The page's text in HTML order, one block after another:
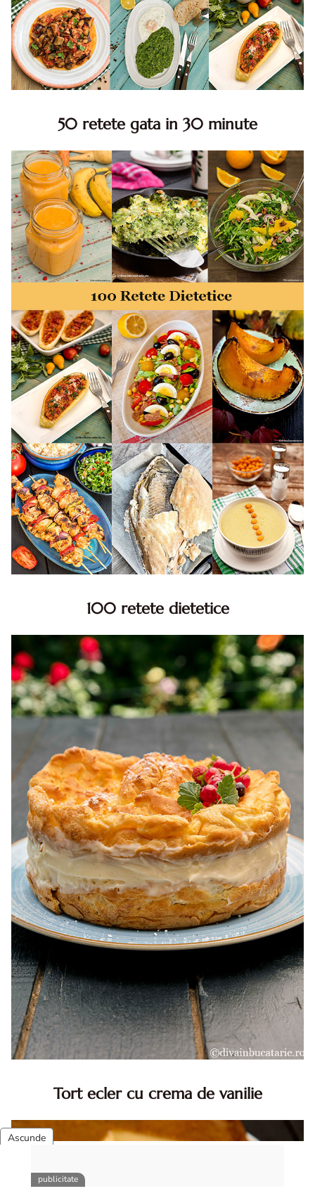
50 retete gata in 30 minute
minute. Retete rapide. Retete rapide de mancare. Idei
retete mancare rapid
100 retete dietetice
dietetice. Idei retete dietetice. 100 Retete mancare
pentru dieta.
Tort ecler cu crema de vanilie
Reteta tort ecler. Tort ecler cu crema vanilie. Reteta
Karpatka